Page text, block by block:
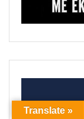
Translate »